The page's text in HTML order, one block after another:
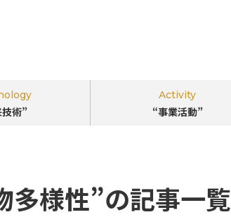
術”
Activity
“事業活動”
い視点”を。
多様性”の記事一覧